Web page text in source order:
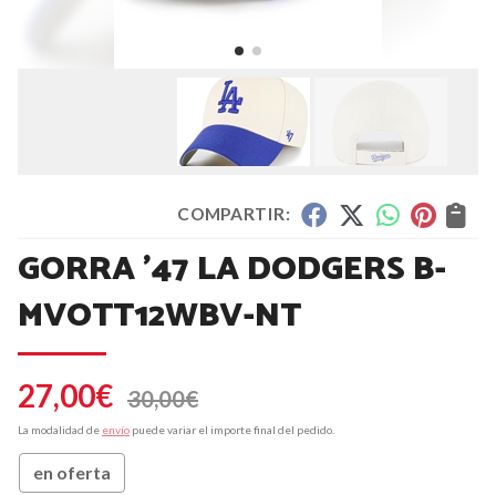
COMPARTIR:
GORRA '47 LA DODGERS B-
MVOTT12WBV-NT
27,00€ 30,00€
La modalidad de envío puede variar el importe final del pedido.
en oferta